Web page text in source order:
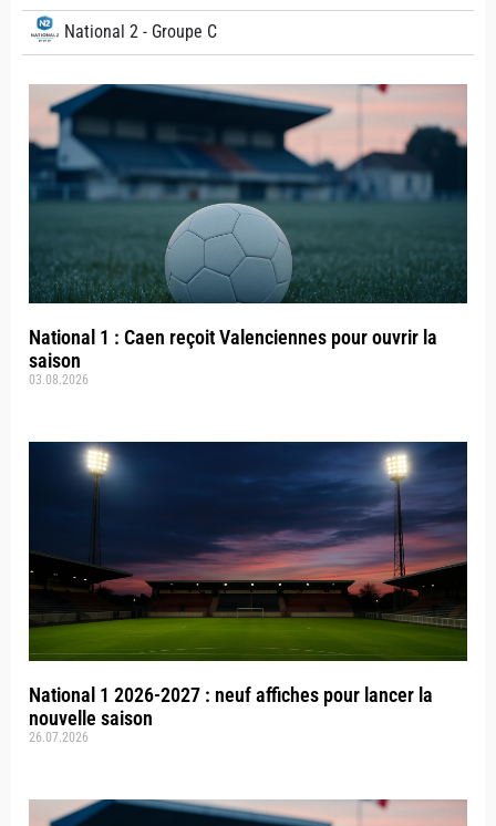
National 2 - Groupe C
National 1 : Caen reçoit Valenciennes pour ouvrir la
saison
03.08.2026
National 1 2026-2027 : neuf affiches pour lancer la
nouvelle saison
26.07.2026